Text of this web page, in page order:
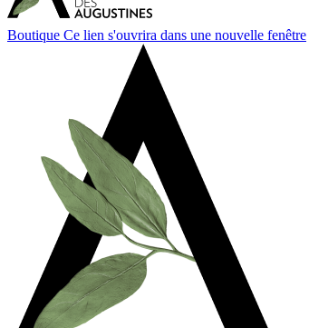
Boutique Ce lien s'ouvrira dans une nouvelle fenêtre